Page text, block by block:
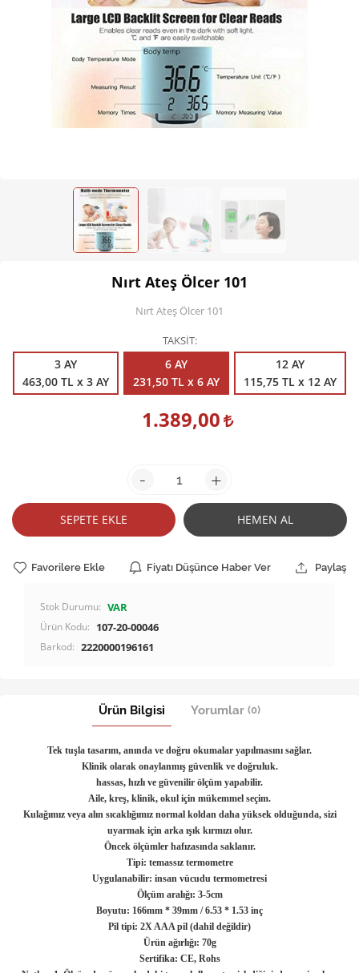
Kişisel Bakım
Züccaciye
Ev Tekstili
Çocuk Gereçleri
Nırt Ateş Ölcer 101
Nırt Ateş Ölcer 101
TAKSİT
3 AY
463,00 TL x 3 AY
6 AY
231,50 TL x 6 AY
12 AY
115,75 TL x 12 AY
1.389,00
- +
SEPETE EKLE HEMEN AL
Favorilere Ekle Fiyatı Düşünce Haber Ver Paylaş
Stok Durumu: VAR
Ürün Kodu: 107-20-00046
Barkod: 2220000196161
Ürün Bilgisi Yorumlar (0)
Tek tuşla tasarım, anında ve doğru okumalar yapılmasını sağlar.
Klinik olarak onaylanmış güvenlik ve doğruluk.
hassas, hızlı ve güvenilir ölçüm yapabilir.
Aile, kreş, klinik, okul için mükemmel seçim.
Kulağımız veya alın sıcaklığımız normal koldan daha yüksek olduğunda, sizi
uyarmak için arka ışık kırmızı olur.
Öncek ölçümler hafızasında saklanır.
Tipi: temassız termometre
Uygulanabilir: insan vücudu termometresi
Ölçüm aralığı: 3-5cm
Boyutu: 166mm * 39mm / 6.53 * 1.53 inç
Pil tipi: 2X AAA pil (dahil değildir)
Ürün ağırlığı: 70g
Sertifika: CE, Rohs